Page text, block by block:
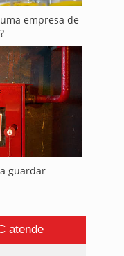
empresa de
guardar
atende